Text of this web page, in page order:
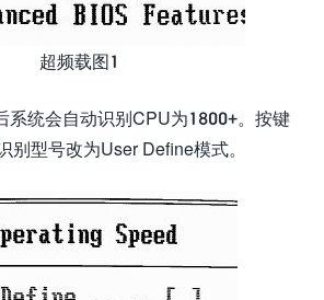
超频载图1
统会自动识别CPU为1800+。按键
别型号改为User Define模式。